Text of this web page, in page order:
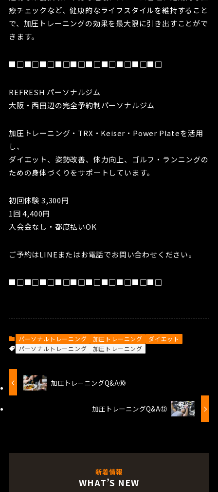
療チェックなど、健康的なライフスタイルを維持すること
で、加圧トレーニングの効果を最大限に引き出すことがで
きます。
■□■□■□■□■□■□■□■□■□■□
REFRESH パーソナルジム
大阪・西田辺の完全予約制パーソナルジム
加圧トレーニング・TRX・Keiser・Power Plateを活用
し、
ダイエット、姿勢改善、体力向上、ゴルフ・ランニングの
ための身体づくりをサポートしています。
初回体験 3,300円
1回 4,400円
入会金なし・都度払いOK
ご予約はLINEまたはお電話でお問い合わせください。
■□■□■□■□■□■□■□■□■□■□
パーソナルトレーニング 加圧トレーニング
ダイエット
パーソナルトレーニング
加圧トレーニング
加圧トレーニングQ&A⑩
加圧トレーニングQ&A⑫
新着情報
WHAT’S NEW